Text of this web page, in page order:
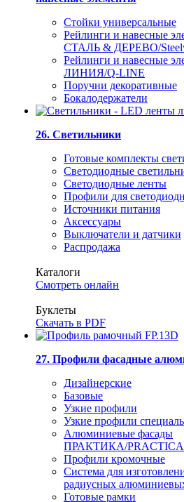
Стойки универсальные
Рейлинги и навесные
СТАЛЬ & ДЕРЕВО/
Рейлинги и навесные
ЛИНИЯ/Q-LINE
Поручни декоративные
Бокалодержатели
26. Светильники
Готовые комплекты
Светодиодные
Светодиодные ленты
Профили для
Источники питания
Аксессуары
Выключатели и датчики
Распродажа
Каталоги
Смотреть онлайн
Буклеты
Скачать в PDF
27. Профили фасадные
Дизайнерские
Базовые
Узкие профили
Узкие профили
Алюминиевые фасады
ПРАКТИКА/
Профили кромочные
Система для
радиусных
Готовые рамки